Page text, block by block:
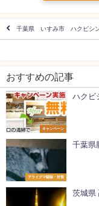
千葉県 いすみ市 ハクビシ
おすすめの記事
キャンペーン
ハクビ
アライグマ駆除・対策
千葉県
茨城県